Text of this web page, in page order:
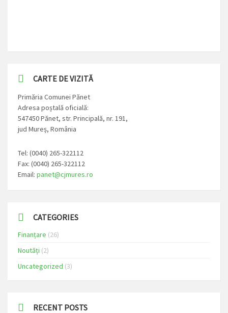
CARTE DE VIZITĂ
Primăria Comunei Pănet
Adresa poștală oficială:
547450 Pănet, str. Principală, nr. 191,
jud Mureș, România
Tel: (0040) 265-322112
Fax: (0040) 265-322112
Email: panet@cjmures.ro
CATEGORIES
Finanțare (26)
Noutăți (2)
Uncategorized (3)
RECENT POSTS